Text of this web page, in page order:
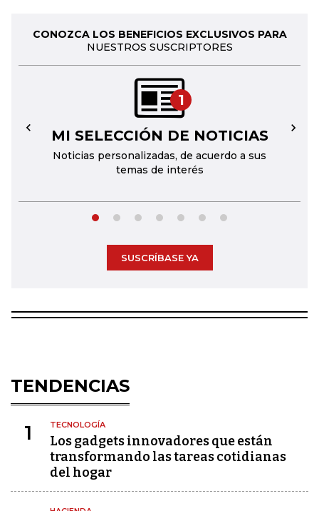
CONOZCA LOS BENEFICIOS EXCLUSIVOS PARA
NUESTROS SUSCRIPTORES
1
MI SELECCIÓN DE NOTICIAS
Noticias personalizadas, de acuerdo a sus
temas de interés
← →
SUSCRÍBASE YA
TENDENCIAS
1 TECNOLOGÍA
Los gadgets innovadores que están
transformando las tareas cotidianas
del hogar